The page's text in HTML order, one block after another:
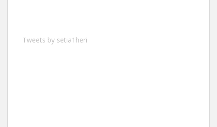
Tweets by setia1heri